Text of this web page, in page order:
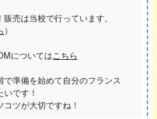
売は当校で行っています。
）
についてはこちら
で準備を始めて自分のフランス
です！
ツが大切ですね！